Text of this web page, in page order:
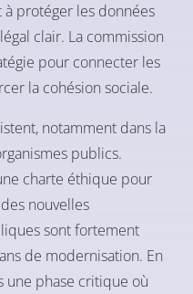
à protéger les données
clair. La commission
pour connecter les
la cohésion sociale.
notamment dans la
publics.
charte éthique pour
nouvelles
sont fortement
de modernisation. En
une phase critique où